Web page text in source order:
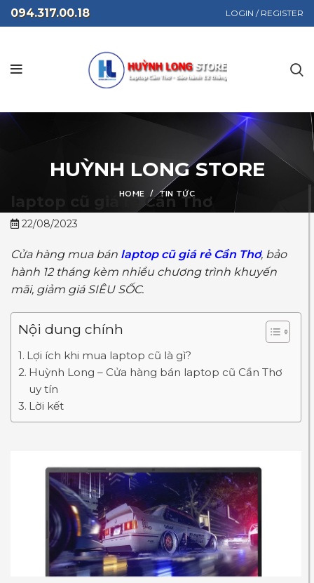
094.317.00.18 LOGIN / REGISTER
HUỲNH LONG STORE
HOME TIN TỨC
laptop cũ giá rẻ Cần Thơ
22/08/2023
Cửa hàng mua bán laptop cũ giá rẻ Cần Thơ, bảo
hành 12 tháng kèm nhiều chương trình khuyến
mãi, giảm giá SIÊU SỐC.
Nội dung chính
Lợi ích khi mua laptop cũ là gì?
Huỳnh Long – Cửa hàng bán laptop cũ Cần Thơ
uy tín
Lời kết